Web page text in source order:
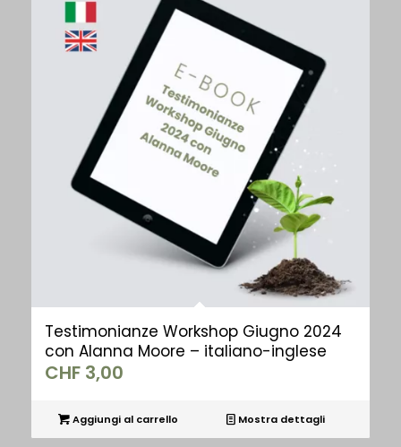
Testimonianze Workshop Giugno 2024
con Alanna Moore – italiano-inglese
CHF3,00
Aggiungi al carrello Mostra dettagli